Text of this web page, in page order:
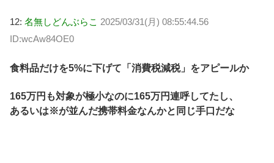
12: 名無しどんぶらこ 2025/03/31(月) 08:55:44.56
ID:wcAw84OE0
食料品だけを5%に下げて「消費税減税」をアピールか
165万円も対象が極小なのに165万円連呼してたし、
あるいは※が並んだ携帯料金なんかと同じ手口だな